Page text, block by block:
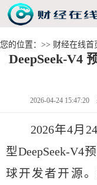
您的位置：>> 财经在线首
DeepSeek-V4
2026-04-24
2026年4月24
型DeepSeek-V4
球开发者开源